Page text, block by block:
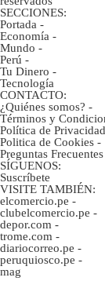
SECCIONES:
Portada -
Economía -
Mundo -
Perú -
Tu Dinero -
Tecnología
CONTACTO:
¿Quiénes somos? -
Términos y
Política de Privacidad
Politica de Cookies -
Preguntas Frecuentes
SÍGUENOS:
Suscríbete
VISITE TAMBIÉN:
elcomercio.pe -
clubelcomercio.pe -
depor.com -
trome.com -
diariocorreo.pe -
peruquiosco.pe -
mag